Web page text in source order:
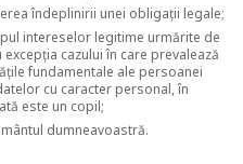
îndeplinirii unei obligații legale;
intereselor legitime urmărite de
cazului în care prevalează
fundamentale ale persoanei
cu caracter personal, în
este un copil;
dumneavoastră.